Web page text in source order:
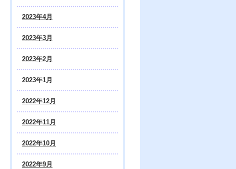
2023年4月
2023年3月
2023年2月
2023年1月
2022年12月
2022年11月
2022年10月
2022年9月